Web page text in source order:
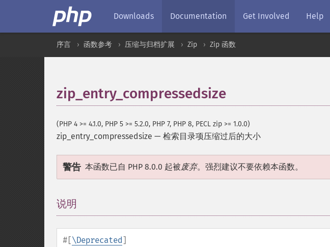
Downloads Documentation Get Involved Help
序言 函数参考 压缩与归档扩展 Zip Zip 函数
zip_entry_compressedsize
(PHP 4 >= 4.1.0, PHP 5 >= 5.2.0, PHP 7, PHP 8, PECL zip >= 1.0.0)
zip_entry_compressedsize — 检索目录项压缩过后的大小
警告 本函数已自 PHP 8.0.0 起被废弃。强烈建议不要依赖本函数。
说明
#[\Deprecated]